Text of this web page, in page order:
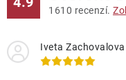
1610 recenzí.
Iveta Zachovalova